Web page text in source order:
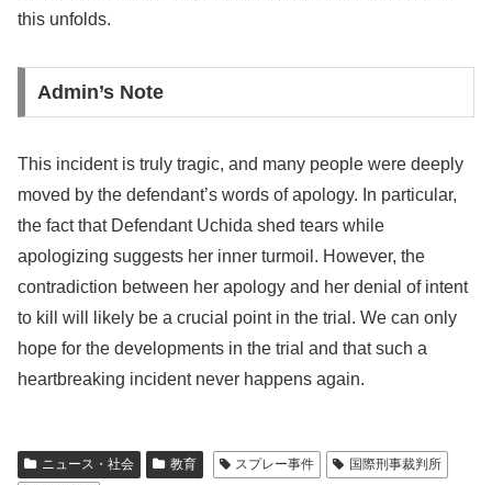
this unfolds.
Admin’s Note
This incident is truly tragic, and many people were deeply
moved by the defendant’s words of apology. In particular,
the fact that Defendant Uchida shed tears while
apologizing suggests her inner turmoil. However, the
contradiction between her apology and her denial of intent
to kill will likely be a crucial point in the trial. We can only
hope for the developments in the trial and that such a
heartbreaking incident never happens again.
ニュース・社会 教育 スプレー事件
国際刑事裁判所